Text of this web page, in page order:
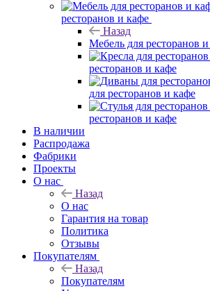
ресторанов и кафе
Назад
Мебель для ресторанов
ресторанов и кафе
для ресторанов и кафе
ресторанов и кафе
В наличии
Распродажа
Фабрики
Проекты
О нас
Назад
О нас
Гарантия на товар
Политика
Отзывы
Покупателям
Назад
Покупателям